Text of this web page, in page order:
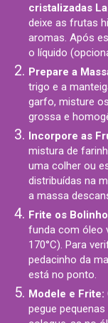
cristalizadas
deixe as frutas
aromas. Após
o líquido
Prepare a
trigo e a
garfo, misture
grossa e
Incorpore as
mistura de
uma colher ou
distribuídas na
a massa
Frite os
funda com óleo
170°C). Para
pedacinho da
está no ponto.
Modele e Frite:
pegue